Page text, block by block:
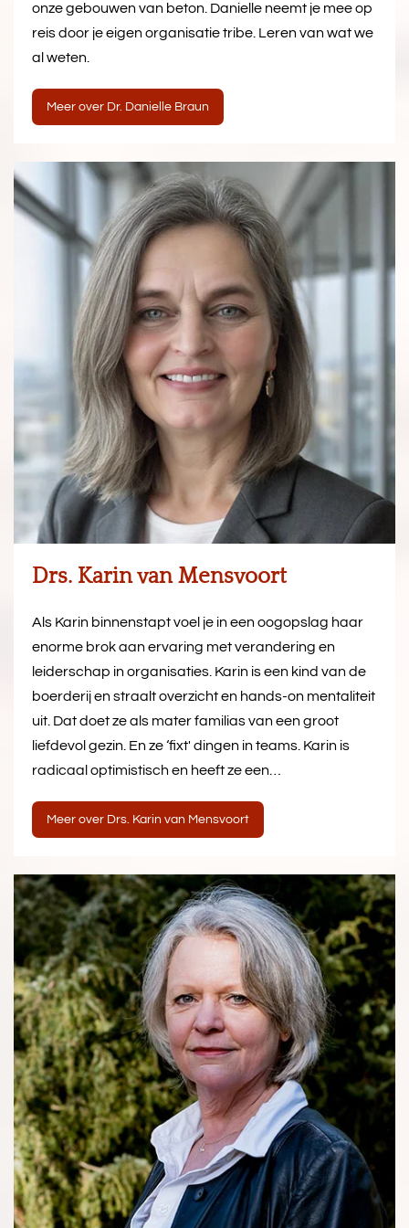
onze gebouwen van beton. Danielle neemt je mee op
reis door je eigen organisatie tribe. Leren van wat we
al weten.
Meer over Dr. Danielle Braun
Drs. Karin van Mensvoort
Als Karin binnenstapt voel je in een oogopslag haar
enorme brok aan ervaring met verandering en
leiderschap in organisaties. Karin is een kind van de
boerderij en straalt overzicht en hands-on mentaliteit
uit. Dat doet ze als mater familias van een groot
liefdevol gezin. En ze ‘fixt' dingen in teams. Karin is
radicaal optimistisch en heeft ze een…
Meer over Drs. Karin van Mensvoort